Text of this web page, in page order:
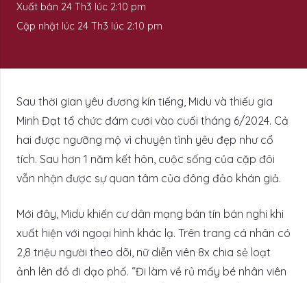
Xuất bản 24 Th3 lúc 2:10 pm
Cập nhật lúc 24 Th3 lúc 2:10 pm
Sau thời gian yêu đương kín tiếng, Midu và thiếu gia
Minh Đạt tổ chức đám cưới vào cuối tháng 6/2024. Cả
hai được ngưỡng mộ vì chuyện tình yêu đẹp như cổ
tích. Sau hơn 1 năm kết hôn, cuộc sống của cặp đôi
vẫn nhận được sự quan tâm của đông đảo khán giả.
Mới đây, Midu khiến cư dân mạng bán tín bán nghi khi
xuất hiện với ngoại hình khác lạ. Trên trang cá nhân có
2,8 triệu người theo dõi, nữ diễn viên 8x chia sẻ loạt
ảnh lên đồ đi dạo phố. “Đi làm về rủ mấy bé nhân viên